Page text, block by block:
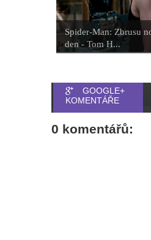
Spider-Man: Zbrusu
den - Tom H...
GOOGLE+
KOMENTÁŘE
0 komentářů: